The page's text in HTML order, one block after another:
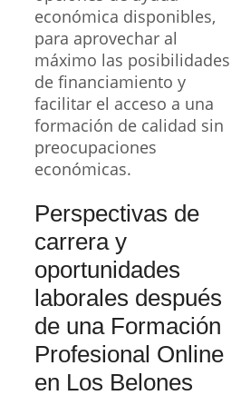
económica disponibles,
para aprovechar al
máximo las posibilidades
de financiamiento y
facilitar el acceso a una
formación de calidad sin
preocupaciones
económicas.
Perspectivas de
carrera y
oportunidades
laborales después
de una Formación
Profesional Online
en Los Belones